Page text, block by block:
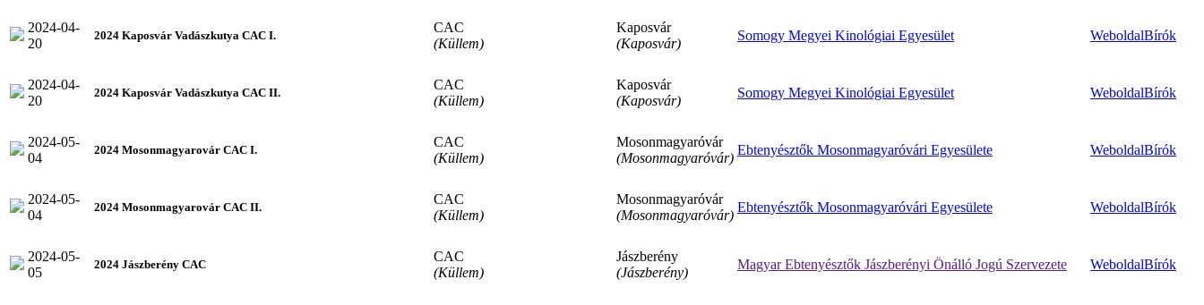
2024-04-
20
2024 Kaposvár Vadászkutya CAC I.
CAC
(Küllem)
Kaposvár
(Kaposvár)
Somogy Megyei Kinológiai Egyesület WeboldalBírók
2024-04-
20
2024 Kaposvár Vadászkutya CAC II.
CAC
(Küllem)
Kaposvár
(Kaposvár)
Somogy Megyei Kinológiai Egyesület WeboldalBírók
2024-05-
04
2024 Mosonmagyarovár CAC I.
CAC
(Küllem)
Mosonmagyaróvár
(Mosonmagyaróvár)
Ebtenyésztők Mosonmagyaróvári Egyesülete WeboldalBírók
2024-05-
04
2024 Mosonmagyarovár CAC II.
CAC
(Küllem)
Mosonmagyaróvár
(Mosonmagyaróvár)
Ebtenyésztők Mosonmagyaróvári Egyesülete WeboldalBírók
2024-05-
05
2024 Jászberény CAC
CAC
(Küllem)
Jászberény
(Jászberény)
Magyar Ebtenyésztők Jászberényi Önálló Jogú Szervezete WeboldalBírók